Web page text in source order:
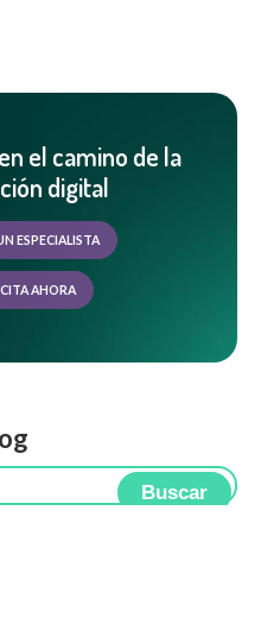
el camino de la
digital
ESPECIALISTA
AHORA
Buscar